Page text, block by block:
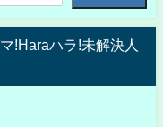
!Haraハラ!未解決人